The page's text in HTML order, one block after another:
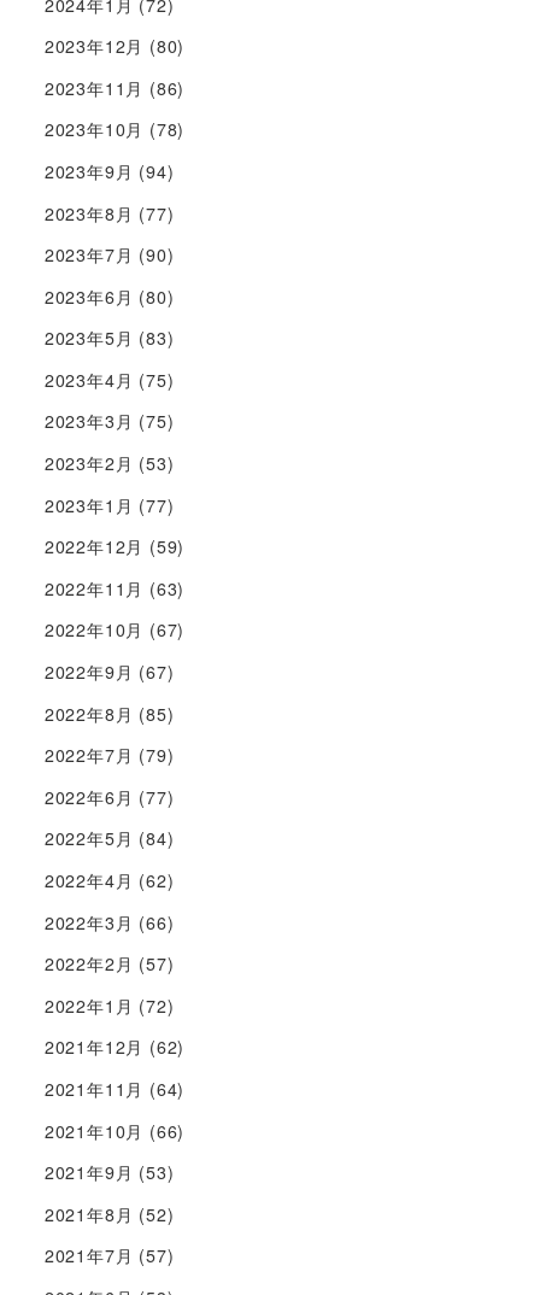
2023年12月 (80)
2023年11月 (86)
2023年10月 (78)
2023年9月 (94)
2023年8月 (77)
2023年7月 (90)
2023年6月 (80)
2023年5月 (83)
2023年4月 (75)
2023年3月 (75)
2023年2月 (53)
2023年1月 (77)
2022年12月 (59)
2022年11月 (63)
2022年10月 (67)
2022年9月 (67)
2022年8月 (85)
2022年7月 (79)
2022年6月 (77)
2022年5月 (84)
2022年4月 (62)
2022年3月 (66)
2022年2月 (57)
2022年1月 (72)
2021年12月 (62)
2021年11月 (64)
2021年10月 (66)
2021年9月 (53)
2021年8月 (52)
2021年7月 (57)